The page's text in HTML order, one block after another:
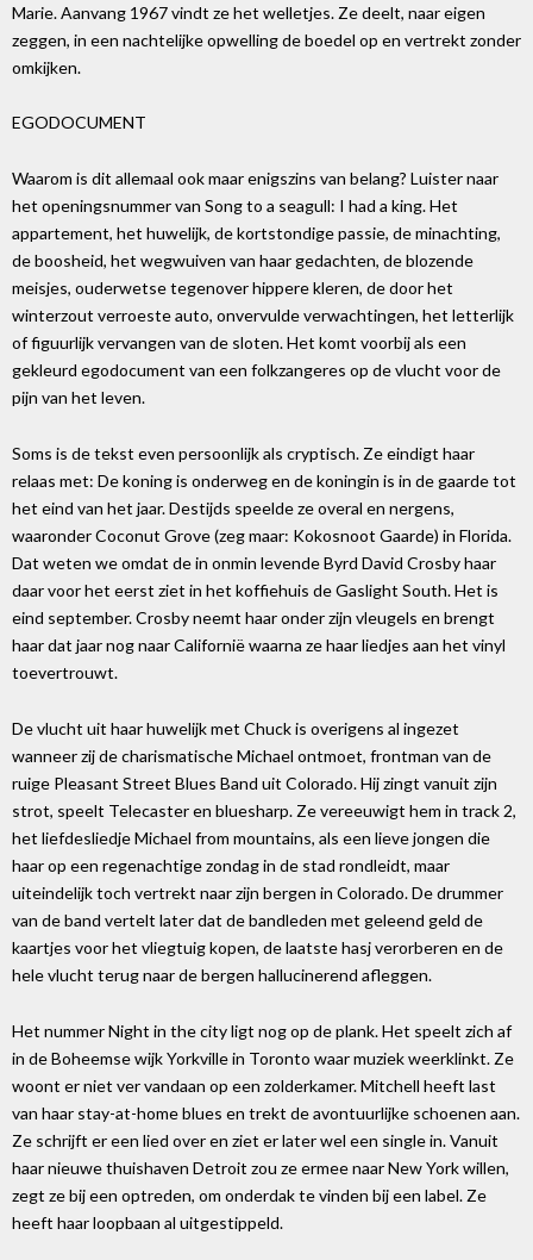
Marie. Aanvang 1967 vindt ze het welletjes. Ze deelt, naar eigen
zeggen, in een nachtelijke opwelling de boedel op en vertrekt zonder
omkijken.
EGODOCUMENT
Waarom is dit allemaal ook maar enigszins van belang? Luister naar
het openingsnummer van Song to a seagull: I had a king. Het
appartement, het huwelijk, de kortstondige passie, de minachting,
de boosheid, het wegwuiven van haar gedachten, de blozende
meisjes, ouderwetse tegenover hippere kleren, de door het
winterzout verroeste auto, onvervulde verwachtingen, het letterlijk
of figuurlijk vervangen van de sloten. Het komt voorbij als een
gekleurd egodocument van een folkzangeres op de vlucht voor de
pijn van het leven.
Soms is de tekst even persoonlijk als cryptisch. Ze eindigt haar
relaas met: De koning is onderweg en de koningin is in de gaarde tot
het eind van het jaar. Destijds speelde ze overal en nergens,
waaronder Coconut Grove (zeg maar: Kokosnoot Gaarde) in Florida.
Dat weten we omdat de in onmin levende Byrd David Crosby haar
daar voor het eerst ziet in het koffiehuis de Gaslight South. Het is
eind september. Crosby neemt haar onder zijn vleugels en brengt
haar dat jaar nog naar Californië waarna ze haar liedjes aan het vinyl
toevertrouwt.
De vlucht uit haar huwelijk met Chuck is overigens al ingezet
wanneer zij de charismatische Michael ontmoet, frontman van de
ruige Pleasant Street Blues Band uit Colorado. Hij zingt vanuit zijn
strot, speelt Telecaster en bluesharp. Ze vereeuwigt hem in track 2,
het liefdesliedje Michael from mountains, als een lieve jongen die
haar op een regenachtige zondag in de stad rondleidt, maar
uiteindelijk toch vertrekt naar zijn bergen in Colorado. De drummer
van de band vertelt later dat de bandleden met geleend geld de
kaartjes voor het vliegtuig kopen, de laatste hasj verorberen en de
hele vlucht terug naar de bergen hallucinerend afleggen.
Het nummer Night in the city ligt nog op de plank. Het speelt zich af
in de Boheemse wijk Yorkville in Toronto waar muziek weerklinkt. Ze
woont er niet ver vandaan op een zolderkamer. Mitchell heeft last
van haar stay-at-home blues en trekt de avontuurlijke schoenen aan.
Ze schrijft er een lied over en ziet er later wel een single in. Vanuit
haar nieuwe thuishaven Detroit zou ze ermee naar New York willen,
zegt ze bij een optreden, om onderdak te vinden bij een label. Ze
heeft haar loopbaan al uitgestippeld.